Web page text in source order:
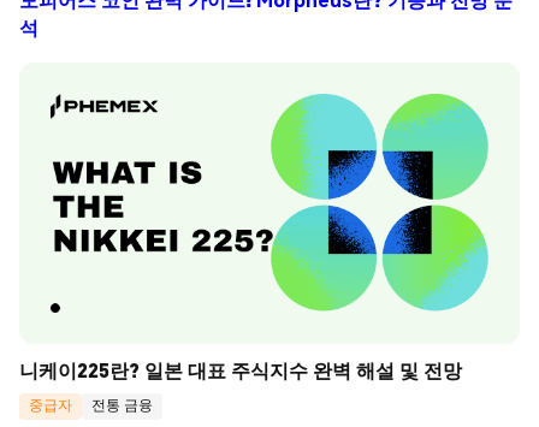
석
니케이225란? 일본 대표 주식지수 완벽 해설 및 전망
중급자
전통 금융